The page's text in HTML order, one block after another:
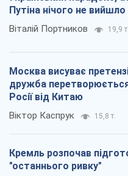
Путіна нічого не
Віталій Портников 19,9 т.
Москва висуває
дружба
Росії від Китаю
Віктор Каспрук 15,8 т.
Кремль розпочав
"останнього ривку"